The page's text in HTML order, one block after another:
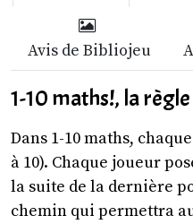
Avis de Bibliojeu
1-10 maths!, la
Dans 1-10 maths,
à 10). Chaque joueur
la suite de la dernière
chemin qui permettra